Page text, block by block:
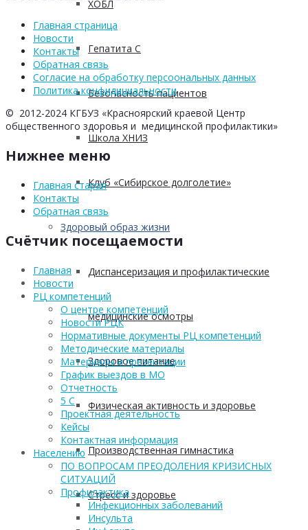
ХОБЛ
Гепатита С
Безопасность пациентов
Школа ХНИЗ
Клуб «Сибирское долголетие»
Здоровый образ жизни
Диспансеризация и профилактические
медицинские осмотры
Здоровое питание
Физическая активность и здоровье
Производственная гимнастика
Стресс и здоровье
Главная страница
Новости
Контакты
Обратная связь
Согласие на обработку персоональных данных
Политика конфидициальности
© 2012-2024 КГБУЗ «Красноярский краевой Центр
общественного здоровья и медицинской профилактики»
Нижнее меню
Главная старая
Контакты
Обратная связь
Счётчик посещаемости
Главная
Новости
РЦ компетенций
О центре компетенций
Новости РЦК
Нормативные документы РЦ компетенций
Методические материалы
Материалы и презентации
График выездов в МО
Отчетность
5 С
Проектная деятельность
Кейсы
Контактная информация
Населению
ПО ВОПРОСАМ ПРЕОДОЛЕНИЯ КРИЗИСНЫХ
СИТУАЦИЙ
Профилактика
Инфекционных заболеваний
Инсульта